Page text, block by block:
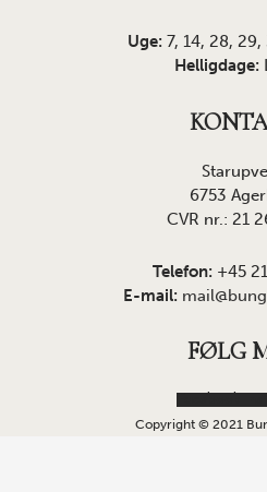
Uge: 7, 14, 28, 29,
Helligdage:
6753
CVR nr.: 21
Telefon: +45
E-mail:
FØLG
Copyright © 2021